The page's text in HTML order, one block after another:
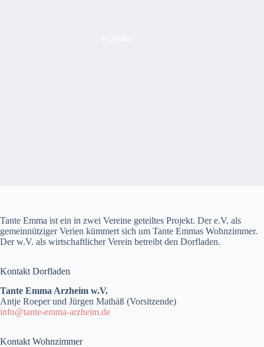
Tante Emma ist ein in zwei Vereine geteiltes Projekt. Der e.V. als
gemeinnütziger Verien kümmert sich um Tante Emmas Wohnzimmer.
Der w.V. als wirtschaftlicher Verein betreibt den Dorfladen.
Kontakt Dorfladen
Tante Emma Arzheim w.V.
Antje Roeper und Jürgen Mathäß (Vorsitzende)
info@tante-emma-arzheim.de
Kontakt Wohnzimmer